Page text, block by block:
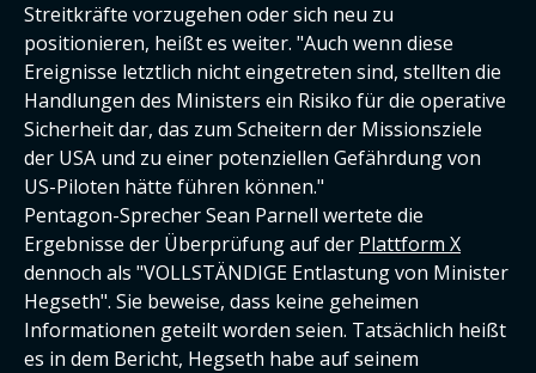
Streitkräfte vorzugehen oder sich neu zu
positionieren, heißt es weiter. "Auch wenn diese
Ereignisse letztlich nicht eingetreten sind, stellten die
Handlungen des Ministers ein Risiko für die operative
Sicherheit dar, das zum Scheitern der Missionsziele
der USA und zu einer potenziellen Gefährdung von
US-Piloten hätte führen können."
Pentagon-Sprecher Sean Parnell wertete die
Ergebnisse der Überprüfung auf der Plattform X
dennoch als "VOLLSTÄNDIGE Entlastung von Minister
Hegseth". Sie beweise, dass keine geheimen
Informationen geteilt worden seien. Tatsächlich heißt
es in dem Bericht, Hegseth habe auf seinem